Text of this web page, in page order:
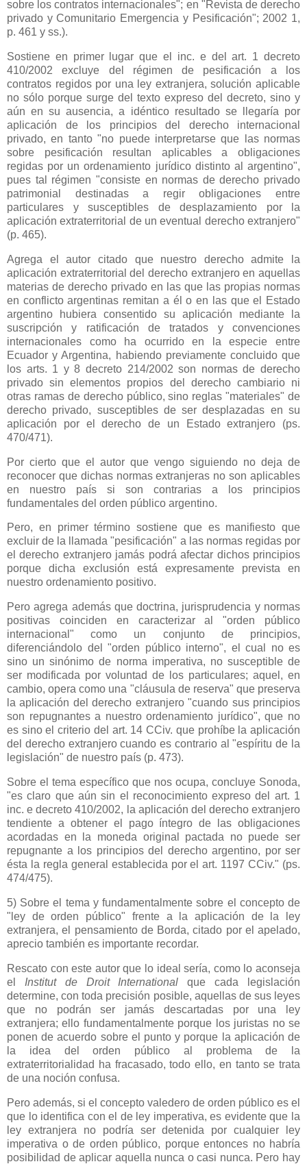
sobre los contratos internacionales"; en "Revista de derecho
privado y Comunitario Emergencia y Pesificación"; 2002 1,
p. 461 y ss.).
Sostiene en primer lugar que el inc. e del art. 1 decreto
410/2002 excluye del régimen de pesificación a los
contratos regidos por una ley extranjera, solución aplicable
no sólo porque surge del texto expreso del decreto, sino y
aún en su ausencia, a idéntico resultado se llegaría por
aplicación de los principios del derecho internacional
privado, en tanto "no puede interpretarse que las normas
sobre pesificación resultan aplicables a obligaciones
regidas por un ordenamiento jurídico distinto al argentino",
pues tal régimen "consiste en normas de derecho privado
patrimonial destinadas a regir obligaciones entre
particulares y susceptibles de desplazamiento por la
aplicación extraterritorial de un eventual derecho extranjero"
(p. 465).
Agrega el autor citado que nuestro derecho admite la
aplicación extraterritorial del derecho extranjero en aquellas
materias de derecho privado en las que las propias normas
en conflicto argentinas remitan a él o en las que el Estado
argentino hubiera consentido su aplicación mediante la
suscripción y ratificación de tratados y convenciones
internacionales como ha ocurrido en la especie entre
Ecuador y Argentina, habiendo previamente concluido que
los arts. 1 y 8 decreto 214/2002 son normas de derecho
privado sin elementos propios del derecho cambiario ni
otras ramas de derecho público, sino reglas "materiales" de
derecho privado, susceptibles de ser desplazadas en su
aplicación por el derecho de un Estado extranjero (ps.
470/471).
Por cierto que el autor que vengo siguiendo no deja de
reconocer que dichas normas extranjeras no son aplicables
en nuestro país si son contrarias a los principios
fundamentales del orden público argentino.
Pero, en primer término sostiene que es manifiesto que
excluir de la llamada "pesificación" a las normas regidas por
el derecho extranjero jamás podrá afectar dichos principios
porque dicha exclusión está expresamente prevista en
nuestro ordenamiento positivo.
Pero agrega además que doctrina, jurisprudencia y normas
positivas coinciden en caracterizar al "orden público
internacional" como un conjunto de principios,
diferenciándolo del "orden público interno", el cual no es
sino un sinónimo de norma imperativa, no susceptible de
ser modificada por voluntad de los particulares; aquel, en
cambio, opera como una "cláusula de reserva" que preserva
la aplicación del derecho extranjero "cuando sus principios
son repugnantes a nuestro ordenamiento jurídico", que no
es sino el criterio del art. 14 CCiv. que prohíbe la aplicación
del derecho extranjero cuando es contrario al "espíritu de la
legislación" de nuestro país (p. 473).
Sobre el tema específico que nos ocupa, concluye Sonoda,
"es claro que aún sin el reconocimiento expreso del art. 1
inc. e decreto 410/2002, la aplicación del derecho extranjero
tendiente a obtener el pago íntegro de las obligaciones
acordadas en la moneda original pactada no puede ser
repugnante a los principios del derecho argentino, por ser
ésta la regla general establecida por el art. 1197 CCiv." (ps.
474/475).
5) Sobre el tema y fundamentalmente sobre el concepto de
"ley de orden público" frente a la aplicación de la ley
extranjera, el pensamiento de Borda, citado por el apelado,
aprecio también es importante recordar.
Rescato con este autor que lo ideal sería, como lo aconseja
el Institut de Droit Internationalque cada legislación
determine, con toda precisión posible, aquellas de sus leyes
que no podrán ser jamás descartadas por una ley
extranjera; ello fundamentalmente porque los juristas no se
ponen de acuerdo sobre el punto y porque la aplicación de
la idea del orden público al problema de la
extraterritorialidad ha fracasado, todo ello, en tanto se trata
de una noción confusa.
Pero además, si el concepto valedero de orden público es el
que lo identifica con el de ley imperativa, es evidente que la
ley extranjera no podría ser detenida por cualquier ley
imperativa o de orden público, porque entonces no habría
posibilidad de aplicar aquella nunca o casi nunca. Pero hay